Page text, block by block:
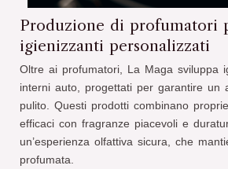
Produzione di profumatori
igienizzanti personalizzati
Oltre ai profumatori, La Maga sviluppa
interni auto, progettati per garantire un
pulito. Questi prodotti combinano
efficaci con fragranze piacevoli e
un’esperienza olfattiva sicura, che
profumata.